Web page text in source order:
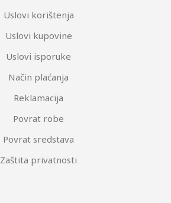
Uslovi korištenja
Uslovi kupovine
Uslovi isporuke
Način plaćanja
Reklamacija
Povrat robe
Povrat sredstava
Zaštita privatnosti